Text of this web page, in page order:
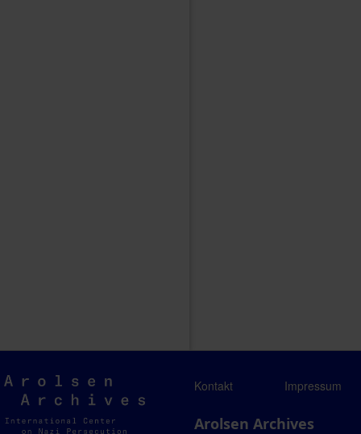
Arolsen
Archives
Kontakt Impressum
Arolsen Archives